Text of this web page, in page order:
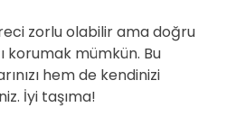
zorlu olabilir ama doğru
korumak mümkün. Bu
hem de kendinizi
İyi taşıma!